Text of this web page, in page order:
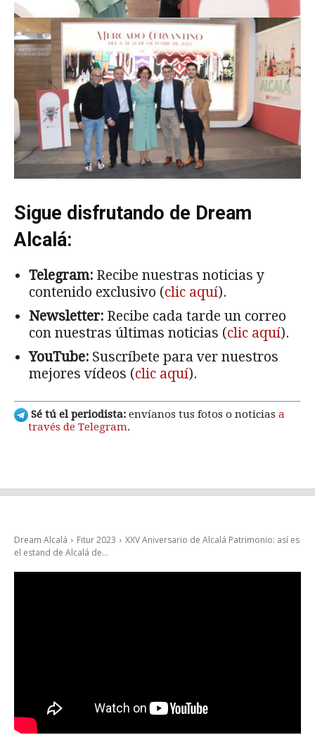
Sigue disfrutando de Dream
Alcalá:
Telegram: Recibe nuestras noticias y
contenido exclusivo (clic aquí).
Newsletter: Recibe cada tarde un correo
con nuestras últimas noticias (clic aquí).
YouTube: Suscríbete para ver nuestros
mejores vídeos (clic aquí).
Sé tú el periodista: envíanos tus fotos o noticias a
través de Telegram.